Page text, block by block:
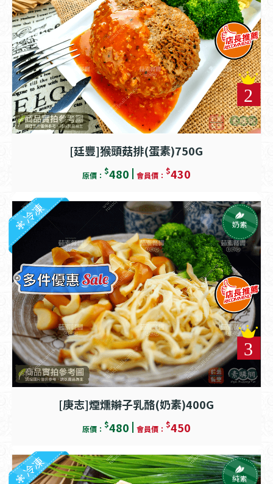
[廷豐]猴頭菇排(蛋素)750G
原價： $480 會員價： $430
[庚志]煙燻辮子乳酪(奶素)400G
原價： $480 會員價： $450
冷凍 奶素
冷凍 純素